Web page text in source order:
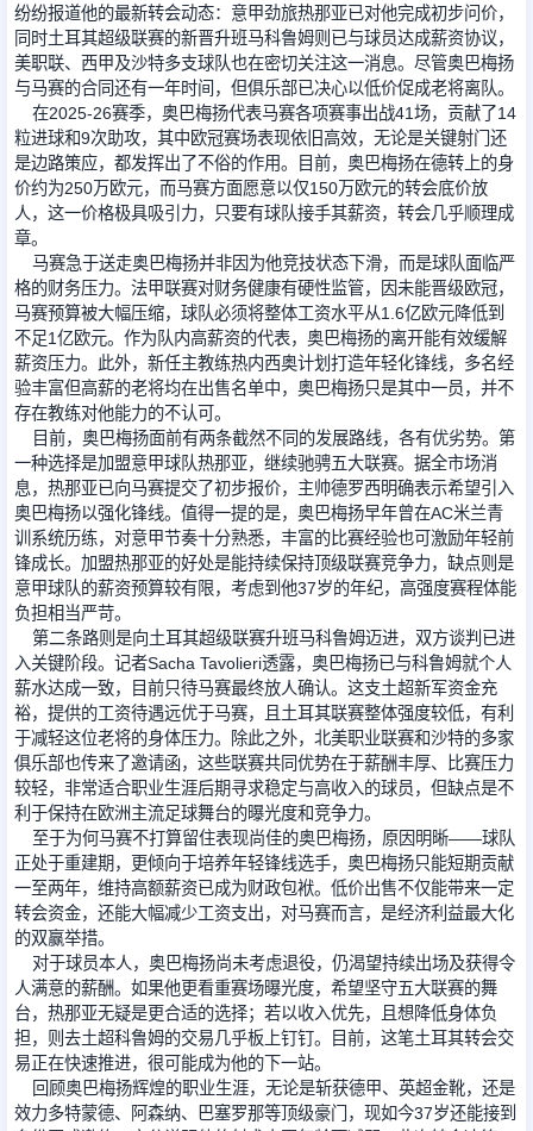
篮球新闻
纷纷报道他的最新转会动态：意甲劲旅热那亚已对他完成初步问价，
同时土耳其超级联赛的新晋升班马科鲁姆则已与球员达成薪资协议，
美职联、西甲及沙特多支球队也在密切关注这一消息。尽管奥巴梅扬
与马赛的合同还有一年时间，但俱乐部已决心以低价促成老将离队。
在2025-26赛季，奥巴梅扬代表马赛各项赛事出战41场，贡献了14
粒进球和9次助攻，其中欧冠赛场表现依旧高效，无论是关键射门还
是边路策应，都发挥出了不俗的作用。目前，奥巴梅扬在德转上的身
价约为250万欧元，而马赛方面愿意以仅150万欧元的转会底价放
人，这一价格极具吸引力，只要有球队接手其薪资，转会几乎顺理成
章。
马赛急于送走奥巴梅扬并非因为他竞技状态下滑，而是球队面临严
格的财务压力。法甲联赛对财务健康有硬性监管，因未能晋级欧冠，
马赛预算被大幅压缩，球队必须将整体工资水平从1.6亿欧元降低到
不足1亿欧元。作为队内高薪资的代表，奥巴梅扬的离开能有效缓解
薪资压力。此外，新任主教练热内西奥计划打造年轻化锋线，多名经
验丰富但高薪的老将均在出售名单中，奥巴梅扬只是其中一员，并不
存在教练对他能力的不认可。
目前，奥巴梅扬面前有两条截然不同的发展路线，各有优劣势。第
一种选择是加盟意甲球队热那亚，继续驰骋五大联赛。据全市场消
息，热那亚已向马赛提交了初步报价，主帅德罗西明确表示希望引入
奥巴梅扬以强化锋线。值得一提的是，奥巴梅扬早年曾在AC米兰青
训系统历练，对意甲节奏十分熟悉，丰富的比赛经验也可激励年轻前
锋成长。加盟热那亚的好处是能持续保持顶级联赛竞争力，缺点则是
意甲球队的薪资预算较有限，考虑到他37岁的年纪，高强度赛程体能
负担相当严苛。
第二条路则是向土耳其超级联赛升班马科鲁姆迈进，双方谈判已进
入关键阶段。记者Sacha Tavolieri透露，奥巴梅扬已与科鲁姆就个人
薪水达成一致，目前只待马赛最终放人确认。这支土超新军资金充
裕，提供的工资待遇远优于马赛，且土耳其联赛整体强度较低，有利
于减轻这位老将的身体压力。除此之外，北美职业联赛和沙特的多家
俱乐部也传来了邀请函，这些联赛共同优势在于薪酬丰厚、比赛压力
较轻，非常适合职业生涯后期寻求稳定与高收入的球员，但缺点是不
利于保持在欧洲主流足球舞台的曝光度和竞争力。
至于为何马赛不打算留住表现尚佳的奥巴梅扬，原因明晰——球队
正处于重建期，更倾向于培养年轻锋线选手，奥巴梅扬只能短期贡献
一至两年，维持高额薪资已成为财政包袱。低价出售不仅能带来一定
转会资金，还能大幅减少工资支出，对马赛而言，是经济利益最大化
的双赢举措。
对于球员本人，奥巴梅扬尚未考虑退役，仍渴望持续出场及获得令
人满意的薪酬。如果他更看重赛场曝光度，希望坚守五大联赛的舞
台，热那亚无疑是更合适的选择；若以收入优先，且想降低身体负
担，则去土超科鲁姆的交易几乎板上钉钉。目前，这笔土耳其转会交
易正在快速推进，很可能成为他的下一站。
回顾奥巴梅扬辉煌的职业生涯，无论是斩获德甲、英超金靴，还是
效力多特蒙德、阿森纳、巴塞罗那等顶级豪门，现如今37岁还能接到